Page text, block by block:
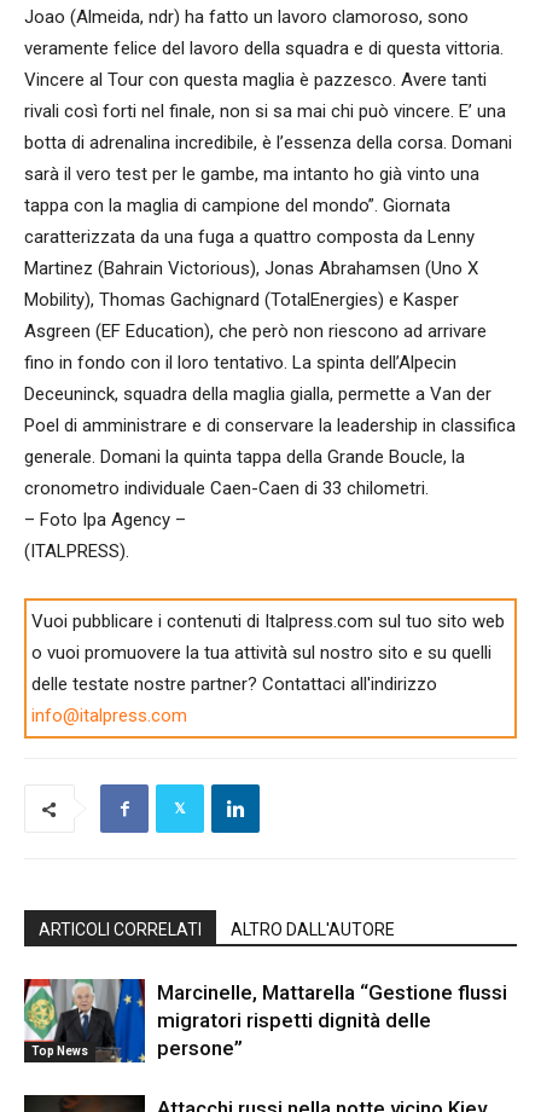
Joao (Almeida, ndr) ha fatto un lavoro clamoroso, sono
veramente felice del lavoro della squadra e di questa vittoria.
Vincere al Tour con questa maglia è pazzesco. Avere tanti
rivali così forti nel finale, non si sa mai chi può vincere. E’ una
botta di adrenalina incredibile, è l’essenza della corsa. Domani
sarà il vero test per le gambe, ma intanto ho già vinto una
tappa con la maglia di campione del mondo”. Giornata
caratterizzata da una fuga a quattro composta da Lenny
Martinez (Bahrain Victorious), Jonas Abrahamsen (Uno X
Mobility), Thomas Gachignard (TotalEnergies) e Kasper
Asgreen (EF Education), che però non riescono ad arrivare
fino in fondo con il loro tentativo. La spinta dell’Alpecin
Deceuninck, squadra della maglia gialla, permette a Van der
Poel di amministrare e di conservare la leadership in classifica
generale. Domani la quinta tappa della Grande Boucle, la
cronometro individuale Caen-Caen di 33 chilometri.
– Foto Ipa Agency –
(ITALPRESS).
Vuoi pubblicare i contenuti di Italpress.com sul tuo sito web
o vuoi promuovere la tua attività sul nostro sito e su quelli
delle testate nostre partner? Contattaci all'indirizzo
info@italpress.com
ARTICOLI CORRELATI ALTRO DALL'AUTORE
Top News
Marcinelle, Mattarella “Gestione flussi
migratori rispetti dignità delle
persone”